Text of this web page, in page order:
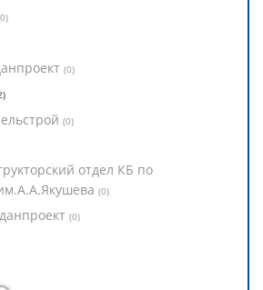
0)
(0)
)
(0)
отдел КБ по
(0)
(0)